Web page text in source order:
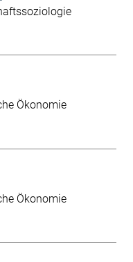
Ökonomie
Ökonomie